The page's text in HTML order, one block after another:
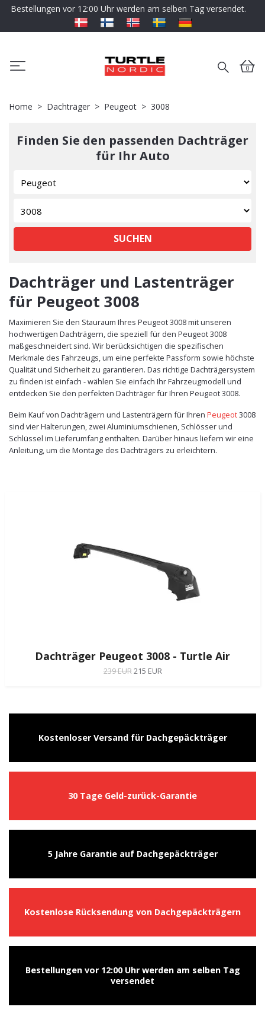
Bestellungen vor 12:00 Uhr werden am selben Tag versendet.
0
Home Dachträger Peugeot 3008
Finden Sie den passenden Dachträger
für Ihr Auto
SUCHEN
Dachträger und Lastenträger
für Peugeot 3008
Maximieren Sie den Stauraum Ihres Peugeot 3008 mit unseren
hochwertigen Dachträgern, die speziell für den Peugeot 3008
maßgeschneidert sind. Wir berücksichtigen die spezifischen
Merkmale des Fahrzeugs, um eine perfekte Passform sowie höchste
Qualität und Sicherheit zu garantieren. Das richtige Dachträgersystem
zu finden ist einfach - wählen Sie einfach Ihr Fahrzeugmodell und
entdecken Sie den perfekten Dachträger für Ihren Peugeot 3008.
Beim Kauf von Dachträgern und Lastenträgern für Ihren Peugeot3008
sind vier Halterungen, zwei Aluminiumschienen, Schlösser und
Schlüssel im Lieferumfang enthalten. Darüber hinaus liefern wir eine
Anleitung, um die Montage des Dachträgers zu erleichtern.
Dachträger Peugeot 3008 - Turtle Air
239 EUR215 EUR
Kostenloser Versand für Dachgepäckträger
30 Tage Geld-zurück-Garantie
5 Jahre Garantie auf Dachgepäckträger
Kostenlose Rücksendung von Dachgepäckträgern
Bestellungen vor 12:00 Uhr werden am selben Tag
versendet